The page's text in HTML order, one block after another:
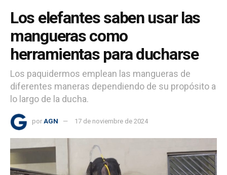
Los elefantes saben usar las
mangueras como
herramientas para ducharse
Los paquidermos emplean las mangueras de
diferentes maneras dependiendo de su propósito a
lo largo de la ducha.
por AGN 17 de noviembre de 2024